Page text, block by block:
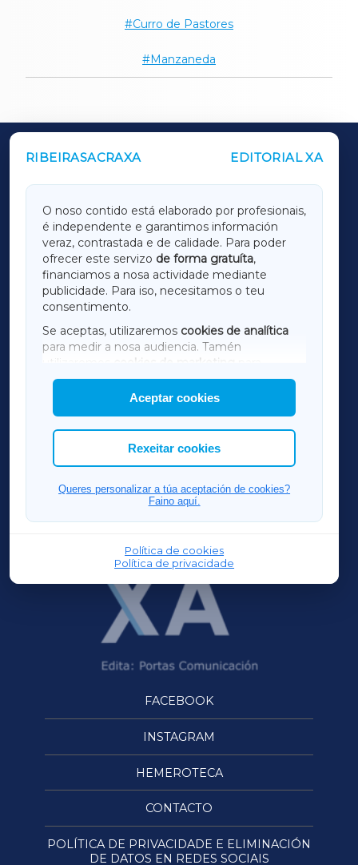
Curro de Pastores
Manzaneda
RIBEIRASACRAXA EDITORIAL XA
O noso contido está elaborado por profesionais,
é independente e garantimos información
veraz, contrastada e de calidade. Para poder
ofrecer este servizo de forma gratuíta,
financiamos a nosa actividade mediante
publicidade. Para iso, necesitamos o teu
consentimento.
Se aceptas, utilizaremos cookies de analítica
para medir a nosa audiencia. Tamén
utilizaremos
cookies de marketing
mostrar publicidade de terceiros.
Así mesmo, podes personalizar a elección das
cookies que desexas permitir.
Aceptar cookies
Rexeitar cookies
Queres personalizar a túa aceptación de cookies?
Faino aquí.
Política de cookies
Política de privacidade
OUTROS PERIÓDICOS
LUGOXA
TERRACHAXA
AMARIÑAXA
RIBEIRASACRAXA
ACORUÑAXA
FERROLXA
OURENSEXA
FACEBOOK
INSTAGRAM
HEMEROTECA
CONTACTO
POLÍTICA DE PRIVACIDADE E ELIMINACIÓN
DE DATOS EN REDES SOCIAIS